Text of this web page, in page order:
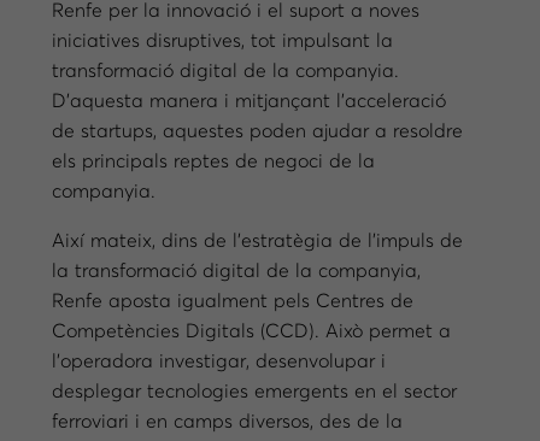
Renfe per la innovació i el suport a noves
iniciatives disruptives, tot impulsant la
transformació digital de la companyia.
D’aquesta manera i mitjançant l’acceleració
de startups, aquestes poden ajudar a resoldre
els principals reptes de negoci de la
companyia.
Així mateix, dins de l’estratègia de l’impuls de
la transformació digital de la companyia,
Renfe aposta igualment pels Centres de
Competències Digitals (CCD). Això permet a
l’operadora investigar, desenvolupar i
desplegar tecnologies emergents en el sector
ferroviari i en camps diversos, des de la